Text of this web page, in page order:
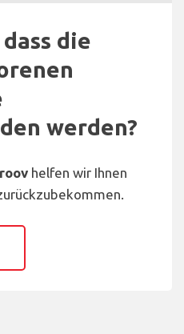
die
werden?
helfen wir Ihnen